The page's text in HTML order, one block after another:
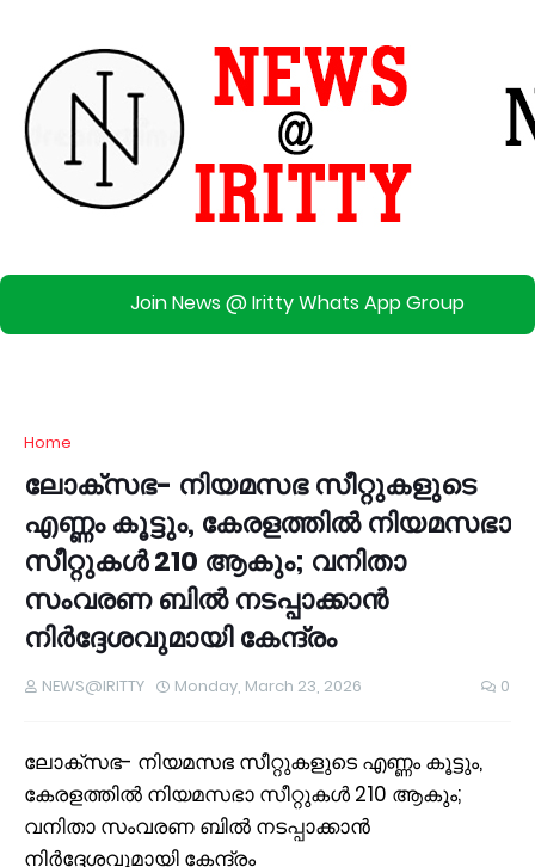
Join News @ Iritty Whats App Group
Home
ലോക്‌സഭ- നിയമസഭ സീറ്റുകളുടെ
എണ്ണം കൂട്ടും, കേരളത്തില്‍ നിയമസഭാ
സീറ്റുകള്‍ 210 ആകും; വനിതാ
സംവരണ ബില്‍ നടപ്പാക്കാൻ
നിര്‍ദ്ദേശവുമായി കേന്ദ്രം
NEWS@IRITTY Monday, March 23, 2026 0
ലോക്‌സഭ- നിയമസഭ സീറ്റുകളുടെ എണ്ണം കൂട്ടും,
കേരളത്തില്‍ നിയമസഭാ സീറ്റുകള്‍ 210 ആകും;
വനിതാ സംവരണ ബില്‍ നടപ്പാക്കാൻ
നിര്‍ദ്ദേശവുമായി കേന്ദ്രം